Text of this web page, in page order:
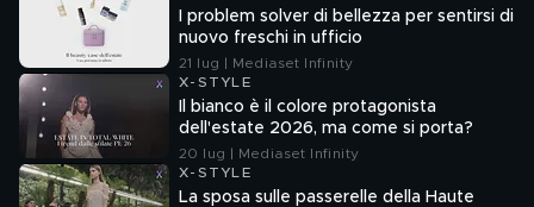
I problem solver di bellezza per sentirsi di
nuovo freschi in ufficio
21 lug | Mediaset Infinity
X-STYLE
Il bianco è il colore protagonista
dell'estate 2026, ma come si porta?
20 lug | Mediaset Infinity
X-STYLE
La sposa sulle passerelle della Haute